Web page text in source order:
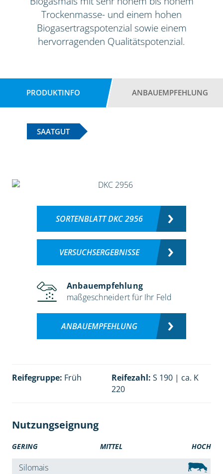
Trockenmasse- und einem hohen
Biogasertragspotenzial sowie einem
hervorragenden Qualitätspotenzial.
PRODUKTINFO ANBAUEMPFEHLUNG
SAATGUT
SORTENBLATT DKC 2956
VERSUCHSERGEBNISSE
Anbauempfehlung
maßgeschneidert für Ihr Feld
ANBAUEMPFEHLUNG
Reifegruppe: Früh Reifezahl: S 190 | ca. K
220
Nutzungseignung
GERING MITTEL HOCH
Silomais